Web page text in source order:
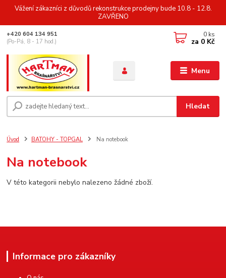
Vážení zákazníci z důvodů rekonstrukce prodejny bude 10.8 - 12.8.
ZAVŘENO
Menu
Hledat
+420 604 134 951
(Po-Pá, 8 - 17 hod.)
0 ks
za 0 Kč
Úvod BATOHY - TOPGAL Na notebook
Na notebook
V této kategorii nebylo nalezeno žádné zboží.
Informace pro zákazníky